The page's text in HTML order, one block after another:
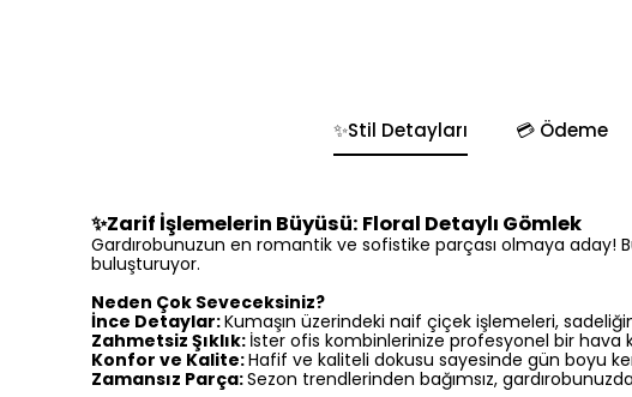
✨Stil Detayları 💳 Ödeme
✨Zarif İşlemelerin Büyüsü: Floral Detaylı Gömlek
Gardırobunuzun en romantik ve sofistike parçası olmaya aday!
buluşturuyor.
Neden Çok Seveceksiniz?
İnce Detaylar:Kumaşın üzerindeki naif çiçek işlemeleri,
Zahmetsiz Şıklık: İster ofis kombinlerinize profesyonel bir
Konfor ve Kalite:Hafif ve kaliteli dokusu sayesinde gün boyu
Zamansız Parça:Sezon trendlerinden bağımsız,